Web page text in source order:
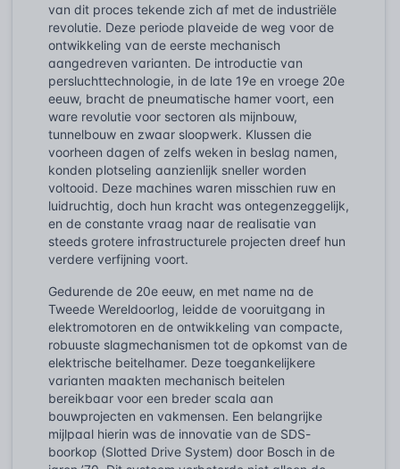
van dit proces tekende zich af met de industriële
revolutie. Deze periode plaveide de weg voor de
ontwikkeling van de eerste mechanisch
aangedreven varianten. De introductie van
persluchttechnologie, in de late 19e en vroege 20e
eeuw, bracht de pneumatische hamer voort, een
ware revolutie voor sectoren als mijnbouw,
tunnelbouw en zwaar sloopwerk. Klussen die
voorheen dagen of zelfs weken in beslag namen,
konden plotseling aanzienlijk sneller worden
voltooid. Deze machines waren misschien ruw en
luidruchtig, doch hun kracht was ontegenzeggelijk,
en de constante vraag naar de realisatie van
steeds grotere infrastructurele projecten dreef hun
verdere verfijning voort.
Gedurende de 20e eeuw, en met name na de
Tweede Wereldoorlog, leidde de vooruitgang in
elektromotoren en de ontwikkeling van compacte,
robuuste slagmechanismen tot de opkomst van de
elektrische beitelhamer. Deze toegankelijkere
varianten maakten mechanisch beitelen
bereikbaar voor een breder scala aan
bouwprojecten en vakmensen. Een belangrijke
mijlpaal hierin was de innovatie van de SDS-
boorkop (Slotted Drive System) door Bosch in de